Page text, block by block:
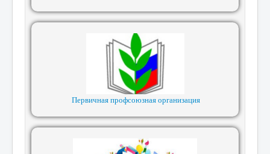
Первичная профсоюзная организация